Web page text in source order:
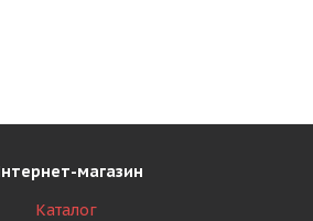
магазин
Каталог